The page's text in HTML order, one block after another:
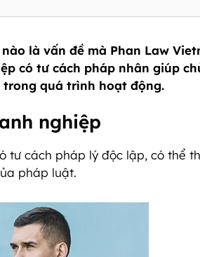
là vấn đề mà Phan Law
có tư cách pháp nhân giúp
trong quá trình hoạt động.
nghiệp
tư cách pháp lý độc lập, có thể
pháp luật.